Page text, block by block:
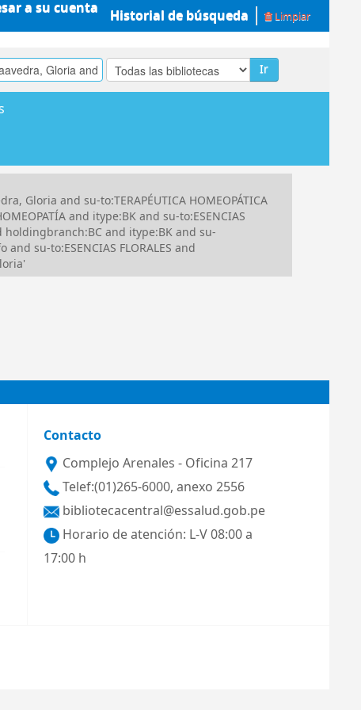
a su cuenta Historial de búsqueda Limpiar
Ir
Gloria and su-to:TERAPÉUTICA HOMEOPÁTICA
and itype:BK and su-to:ESENCIAS
holdingbranch:BC and itype:BK and su-
su-to:ESENCIAS FLORALES and
Contacto
Complejo Arenales - Oficina 217
Telef:(01)265-6000, anexo 2556
bibliotecacentral@essalud.gob.pe
Horario de atención: L-V 08:00 a
17:00 h